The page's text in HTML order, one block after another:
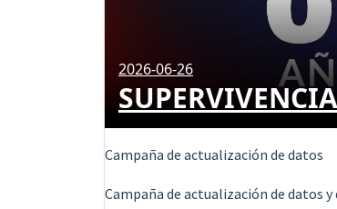
2026-06-26
SUPERVIVENCIA
Campaña de actualización de datos
Campaña de actualización de datos